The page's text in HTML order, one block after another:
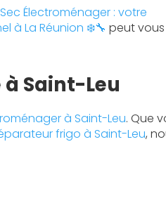
Électroménager : votre
à La Réunion ❄️🔧 peut vous
Saint-Leu
à Saint-Leu. Que
frigo à Saint-Leu,